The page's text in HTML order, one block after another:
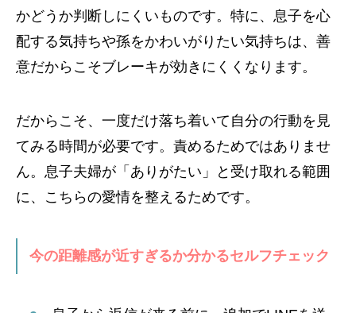
かどうか判断しにくいものです。特に、息子を心
配する気持ちや孫をかわいがりたい気持ちは、善
意だからこそブレーキが効きにくくなります。
だからこそ、一度だけ落ち着いて自分の行動を見
てみる時間が必要です。責めるためではありませ
ん。息子夫婦が「ありがたい」と受け取れる範囲
に、こちらの愛情を整えるためです。
今の距離感が近すぎるか分かるセルフチェック